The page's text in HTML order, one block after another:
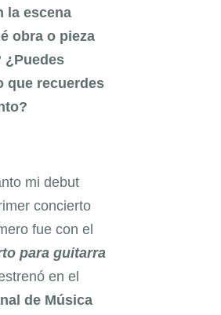
la escena
obra o pieza
¿Puedes
que recuerdes
mi debut
concierto
fue con el
para guitarra
en el
de Música